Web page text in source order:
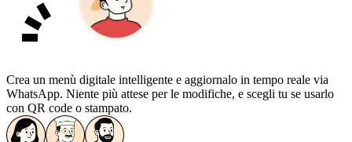
Crea un menù digitale intelligente e aggiornalo in tempo reale via
WhatsApp. Niente più attese per le modifiche, e scegli tu se usarlo
con QR code o stampato.